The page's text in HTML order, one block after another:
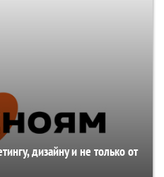
дизайну и не только от